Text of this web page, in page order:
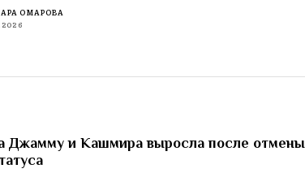
ОМАРОВА
Джамму и Кашмира выросла после отмены